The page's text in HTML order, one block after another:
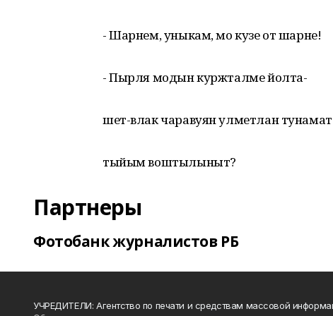
- Шарнем, уныкам, мо кузе от шарне!
- Пырля модын куржталме йолта-
шет-влак чаравуян улметлан тунамат
тыйым воштылыныт?
Партнеры
Фотобанк журналистов РБ
УЧРЕДИТЕЛИ: Агентство по печати и средствам массовой